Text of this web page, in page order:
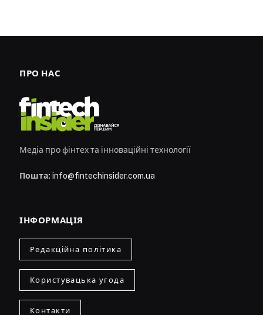
ПРО НАС
Медіа про фінтех та інноваційні технології
Пошта: info@fintechinsider.com.ua
ІНФОРМАЦІЯ
Редакційна політика
Користувацька угода
Контакти